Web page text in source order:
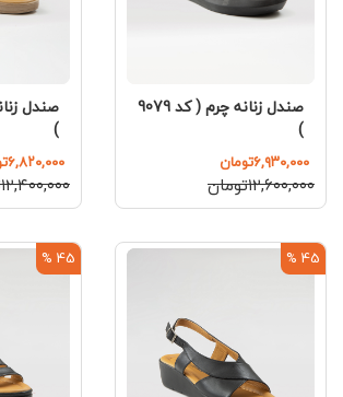
صندل زنانه چرم ( کد 9079
)
۶,۹۳۰,۰۰۰تومان
۱۲,۶۰۰,۰۰۰تومان
)
۶,۸۲۰,۰۰۰تومان
۱۲,۴۰۰,۰۰۰تومان
45 %
45 %